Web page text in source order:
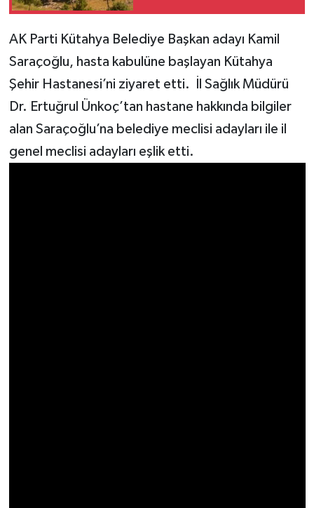
AK Parti Kütahya Belediye Başkan adayı Kamil
Saraçoğlu, hasta kabulüne başlayan Kütahya
Şehir Hastanesi’ni ziyaret etti.
İl Sağlık Müdürü
Dr. Ertuğrul Ünkoç’tan hastane hakkında bilgiler
alan Saraçoğlu’na belediye meclisi adayları ile il
genel meclisi adayları eşlik etti.
Pazarlar
Politika
Resmi İlan
Rüya Tabirleri